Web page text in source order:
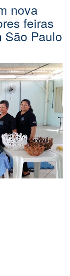
nova
feiras
São Paulo